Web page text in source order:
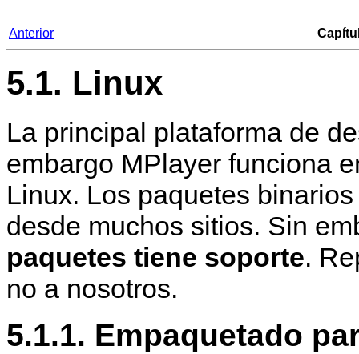
Anterior
5.1. Linux
La principal plataforma de
embargo MPlayer funciona
Linux. Los paquetes
desde muchos sitios. Sin
paquetes tiene soporte.
no a nosotros.
5.1.1. Empaquetado